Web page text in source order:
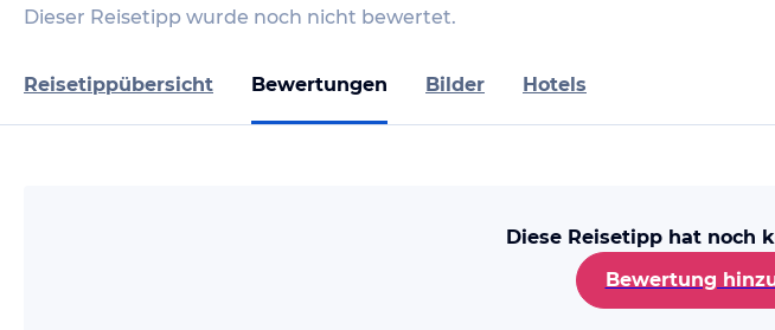
Dieser Reisetipp wurde noch nicht bewertet.
Reisetippübersicht Bewertungen Bilder Hotels
Diese Reisetipp hat noch
Bewertung